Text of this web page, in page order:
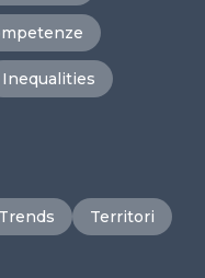
Inequalities
Territori